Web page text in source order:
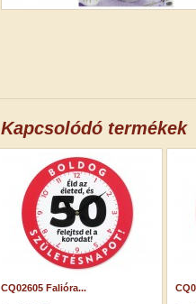
Kapcsolódó termékek
CQ02605 Falióra...